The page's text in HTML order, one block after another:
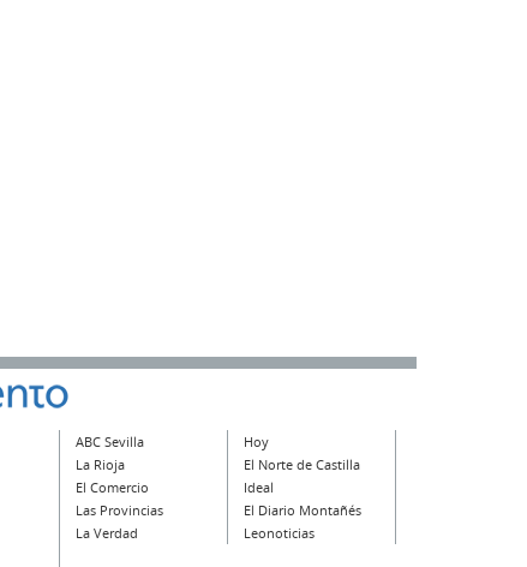
ABC Sevilla
Hoy
La Rioja
El Norte de Castilla
El Comercio
Ideal
Las Provincias
El Diario Montañés
La Verdad
Leonoticias